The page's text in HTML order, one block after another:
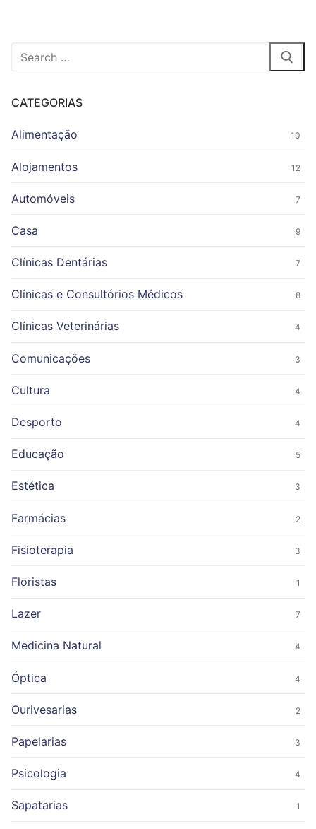
Pesquisar
CATEGORIAS
Alimentação 10
Alojamentos 12
Automóveis 7
Casa 9
Clínicas Dentárias 7
Clínicas e Consultórios Médicos 8
Clínicas Veterinárias 4
Comunicações 3
Cultura 4
Desporto 4
Educação 5
Estética 3
Farmácias 2
Fisioterapia 3
Floristas 1
Lazer 7
Medicina Natural 4
Óptica 4
Ourivesarias 2
Papelarias 3
Psicologia 4
Sapatarias 1